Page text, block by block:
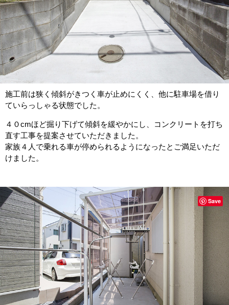
施工前は狭く傾斜がきつく車が止めにくく、他に駐車場を借り
ていらっしゃる状態でした。
４０cmほど掘り下げて傾斜を緩やかにし、コンクリートを打ち
直す工事を提案させていただきました。
家族４人で乗れる車が停められるようになったとご満足いただ
けました。
Save